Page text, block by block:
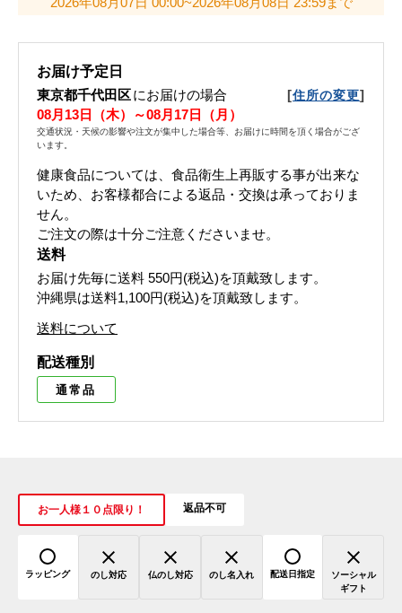
お届け予定日
東京都千代田区にお届けの場合 [住所の変更]
08月13日（木）～08月17日（月）
交通状況・天候の影響や注文が集中した場合等、お届けに時間を頂く場合がござ
います。
健康食品については、食品衛生上再販する事が出来な
いため、お客様都合による返品・交換は承っておりま
せん。
ご注文の際は十分ご注意くださいませ。
送料
お届け先毎に送料 550円(税込)を頂戴致します。
沖縄県は送料1,100円(税込)を頂戴致します。
送料について
配送種別
通常品
お一人様１０点限り！ 返品不可
ラッピング のし対応 仏のし対応 のし名入れ 配送日指定
ソーシャル
ギフト